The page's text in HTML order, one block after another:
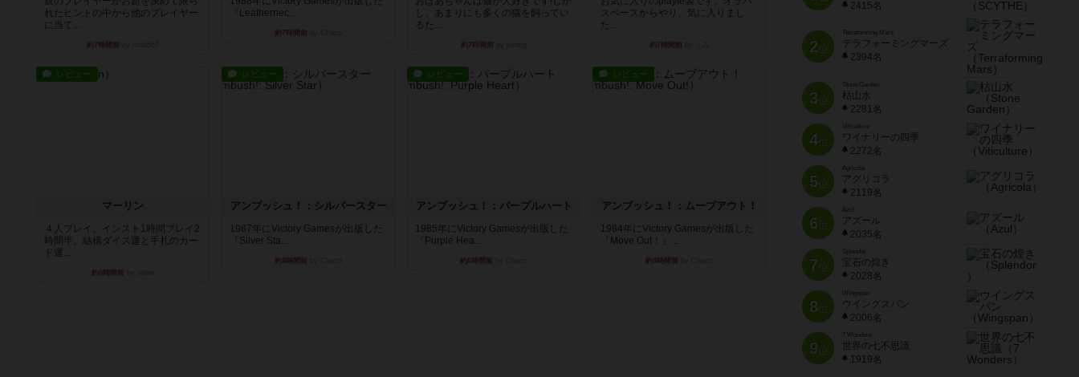
れたヒントの中から他のプレイヤー
に当て...
約7時間前
『Leathernec...
約7時間前
し、あまりにも多くの猫を飼ってい
るた...
約7時間前
スペースからやり、気に入りまし
た...
約7時間前
レビュー
マーリン
４人プレイ。インスト1時間プレイ2
時間半。結構ダイス運と手札のカー
ド運...
約8時間前
レビュー
アンブッシュ！：シルバースター
1987年にVictory Gamesが出版した
『Silver Sta...
約8時間前
レビュー
アンブッシュ！：パープルハート
1985年にVictory Gamesが出版した
『Purple Hea...
約8時間前
レビュー
アンブッシュ！：ムーブアウト！
1984年にVictory Gamesが出版した
『Move Out！』...
約9時間前
2415名
2位
Terraforming Mars
テラフォーミングマーズ
2394名
3位
Stone Garden
枯山水
2281名
4位
Viticulture
ワイナリーの四季
2272名
5位
Agricola
アグリコラ
2119名
6位
Azul
アズール
2035名
7位
宝石の煌き
2028名
8位
Wingspan
ウイングスパン
2006名
9位
7 Wonders
世界の七不思議
1919名